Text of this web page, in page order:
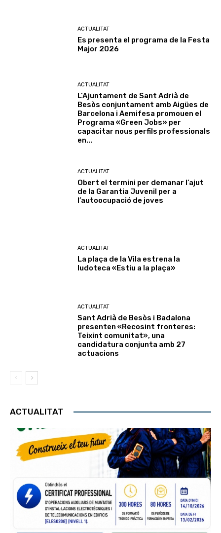
ACTUALITAT
Es presenta el programa de la Festa
Major 2026
ACTUALITAT
L’Ajuntament de Sant Adrià de
Besòs conjuntament amb Aigües de
Barcelona i Aemifesa promouen el
Programa «Green Jobs» per
capacitar nous perfils professionals
en...
ACTUALITAT
Obert el termini per demanar l’ajut
de la Garantia Juvenil per a
l’autoocupació de joves
ACTUALITAT
La plaça de la Vila estrena la
ludoteca «Estiu a la plaça»
ACTUALITAT
Sant Adrià de Besòs i Badalona
presenten «Recosint fronteres:
Teixint comunitat», una
candidatura conjunta amb 27
actuacions
ACTUALITAT